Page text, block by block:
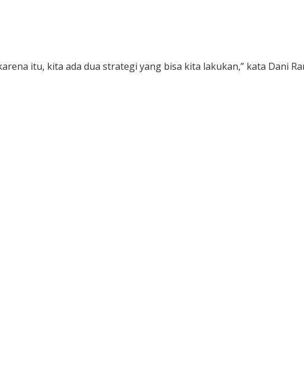
itu, kita ada dua strategi yang bisa kita lakukan,” kata Dani